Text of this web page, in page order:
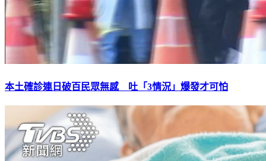
本土確診連日破百民眾無感 吐「3情況」爆發才可怕